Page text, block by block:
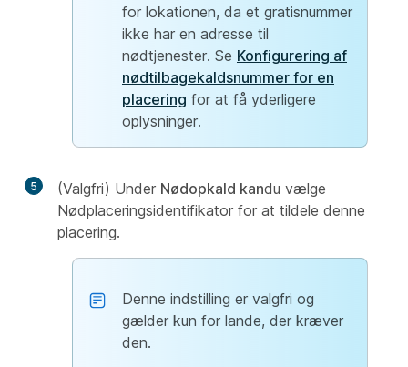
for lokationen, da et gratisnummer
ikke har en adresse til
nødtjenester. Se Konfigurering af
nødtilbagekaldsnummer for en
placering for at få yderligere
oplysninger.
5 (Valgfri) Under Nødopkald kandu vælge
Nødplaceringsidentifikator for at tildele denne
placering.
Denne indstilling er valgfri og
gælder kun for lande, der kræver
den.